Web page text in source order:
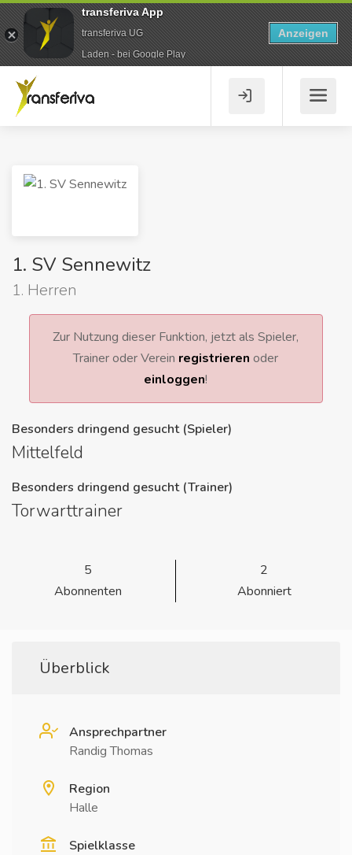
1. SV Sennewitz
1. Herren
Zur Nutzung dieser Funktion, jetzt als Spieler,
Trainer oder Verein registrieren oder
einloggen!
Besonders dringend gesucht (Spieler)
Mittelfeld
Besonders dringend gesucht (Trainer)
Torwarttrainer
5
Abonnenten
2
Abonniert
Überblick
Ansprechpartner
Randig Thomas
Region
Halle
Spielklasse
transferiva App
transferiva UG
Laden - bei Google Play
Anzeigen